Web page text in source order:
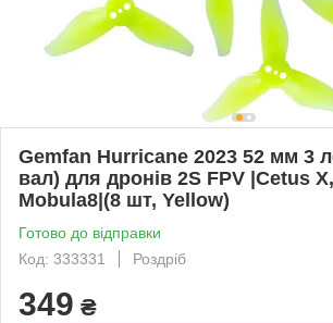
Gemfan Hurricane 2023 52 мм 3
вал) для дронів 2S FPV |Сetus
Mobula8|(8 шт, Yellow)
Готово до відправки
Код: 333331
Роздріб
349 ₴